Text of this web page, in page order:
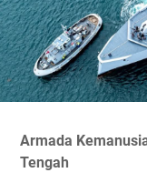
Armada
Tengah